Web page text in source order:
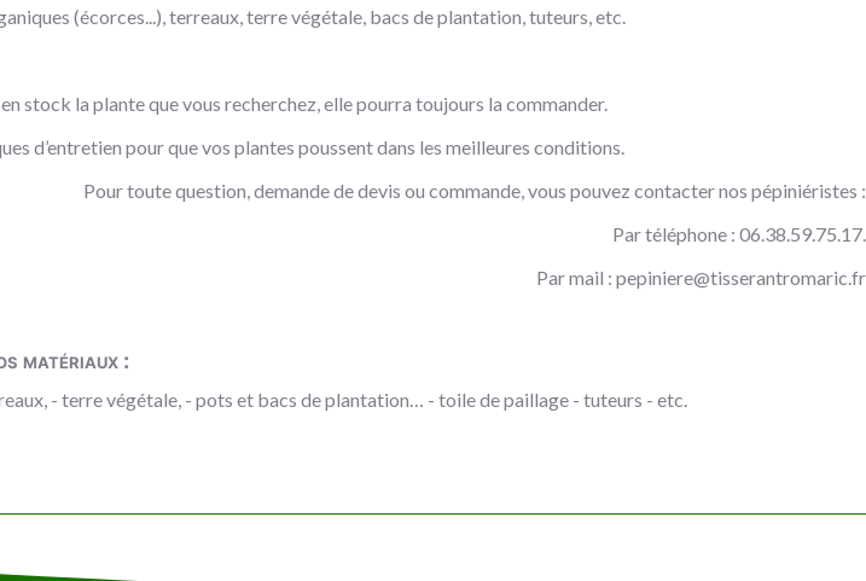
(écorces...), terreaux, terre végétale, bacs de plantation, tuteurs, etc.
stock la plante que vous recherchez, elle pourra toujours la commander.
d’entretien pour que vos plantes poussent dans les meilleures conditions.
Pour toute question, demande de devis ou commande, vous pouvez contacter nos pépiniéristes :
Par téléphone : 06.38.59.75.17.
Par mail : pepiniere@tisserantromaric.fr
matériaux :
- terre végétale, - pots et bacs de plantation… - toile de paillage - tuteurs - etc.